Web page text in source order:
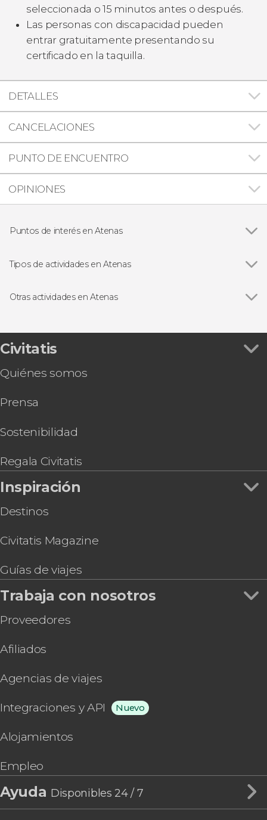
seleccionada o 15 minutos antes o después.
Las personas con discapacidad pueden
entrar gratuitamente presentando su
certificado en la taquilla.
DETALLES
CANCELACIONES
PUNTO DE ENCUENTRO
OPINIONES
Puntos de interés en Atenas
Acrópolis de Atenas
Tipos de actividades en Atenas
Free tours en Atenas
Cruceros en Atenas
Gastronomía y enoturismo en Atenas
Circuitos de varios días desde Atenas
Otras actividades en Atenas
Excursión a Delfos
Tour por Atenas + Acrópolis y su Museo
Excursión de 2 días a Delfos y Meteora
Ferry entre Atenas y Mykonos
Free tour gastronómico por Atenas
Atenas con audioguía
Civitatis
Quiénes somos
Prensa
Sostenibilidad
Regala Civitatis
Inspiración
Destinos
Civitatis Magazine
Guías de viajes
Trabaja con nosotros
Proveedores
Afiliados
Agencias de viajes
Integraciones y API Nuevo
Alojamientos
Empleo
Ayuda Disponibles 24 / 7